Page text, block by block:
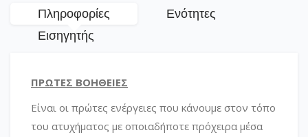
Πληροφορίες
Ενότητες
Εισηγητής
ΠΡΩΤΕΣ ΒΟΗΘΕΙΕΣ
Είναι οι πρώτες ενέργειες που κάνουμε στον τόπο
του ατυχήματος με οποιαδήποτε πρόχειρα μέσα